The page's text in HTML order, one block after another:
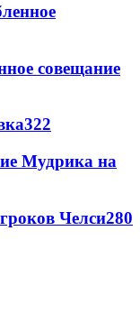
совещание
322
Мудрика на
Челси280